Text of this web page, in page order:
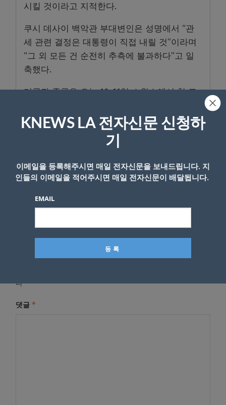
시킬 것이라고 지적한다.
쿠시 데사이 백악관 부대변인은 성명에서 “관
세 관련 결정은 대통령이 직접 내릴 것”이라며
“그 외 모든 건 순전히 추측에 불과하다”고 일
축했다.
미국과 중국은 오는 10~11일 스위스에서 첫 고
선트 재무장관이, 중국은 허리펑 국무원 부총리
- Copyright © KNEWSLA.COM, 무단 전재 및 재배포 금지
다
댓글 *
KNEWS LA 전자신문 신청하
기
이메일을 등록해주시면 매일 전자신문을 보내드립니다. 지
인들의 이메일을 적어주시면 매일 전자신문이 배달됩니다.
EMAIL